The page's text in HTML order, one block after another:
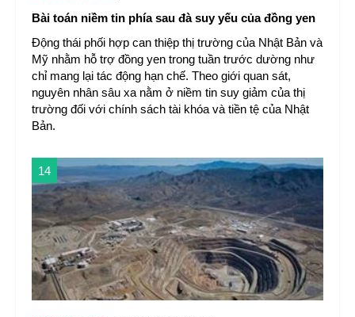
Bài toán niềm tin phía sau đà suy yếu của đồng yen
Động thái phối hợp can thiệp thị trường của Nhật Bản và
Mỹ nhằm hỗ trợ đồng yen trong tuần trước dường như
chỉ mang lại tác động hạn chế. Theo giới quan sát,
nguyên nhân sâu xa nằm ở niềm tin suy giảm của thị
trường đối với chính sách tài khóa và tiền tệ của Nhật
Bản.
14